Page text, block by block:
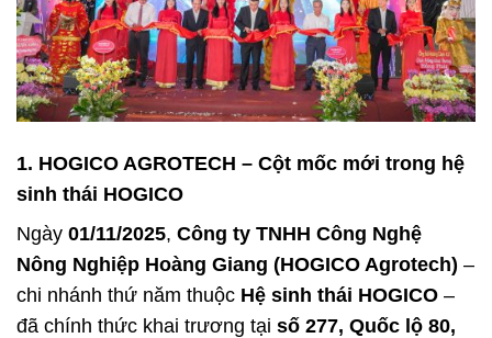
1. HOGICO AGROTECH – Cột mốc mới trong hệ
sinh thái HOGICO
Ngày 01/11/2025, Công ty TNHH Công Nghệ
Nông Nghiệp Hoàng Giang (HOGICO Agrotech) –
chi nhánh thứ năm thuộc Hệ sinh thái HOGICO –
đã chính thức khai trương tại số 277, Quốc lộ 80,